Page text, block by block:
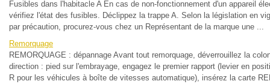
Fusibles dans l'habitacle A En cas de non-fonctionnement d'un appareil
vérifiez l'état des fusibles. Déclippez la trappe A. Selon la législation en
par précaution, procurez-vous chez un Représentant de la marque une ...
Remorquage
REMORQUAGE : dépannage Avant tout remorquage, déverrouillez la
direction : pied sur l'embrayage, engagez le premier rapport (levier en
R pour les véhicules à boîte de vitesses automatique), insérez la carte